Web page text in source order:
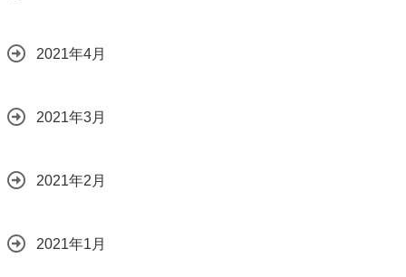
2021年4月
2021年3月
2021年2月
2021年1月